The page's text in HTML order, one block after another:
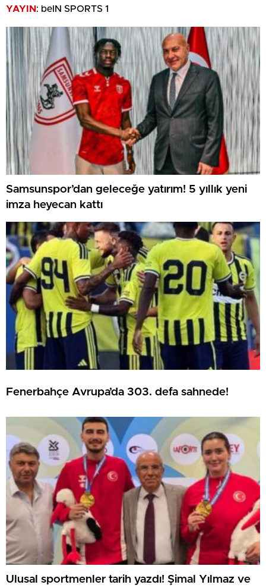
YAYIN: beIN SPORTS 1
Samsunspor’dan geleceğe yatırım! 5 yıllık yeni
imza heyecan kattı
Fenerbahçe Avrupa’da 303. defa sahnede!
Ulusal sportmenler tarih yazdı! Şimal Yılmaz ve